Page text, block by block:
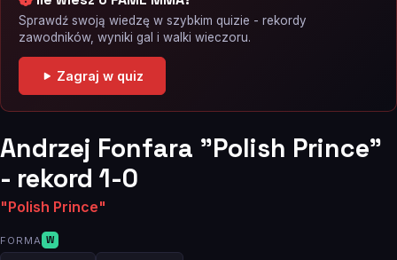
Sprawdź swoją wiedzę w szybkim quizie - rekordy
zawodników, wyniki gal i walki wieczoru.
Zagraj w quiz
Andrzej Fonfara "Polish Prince"
- rekord 1-0
"Polish Prince"
FORMA W